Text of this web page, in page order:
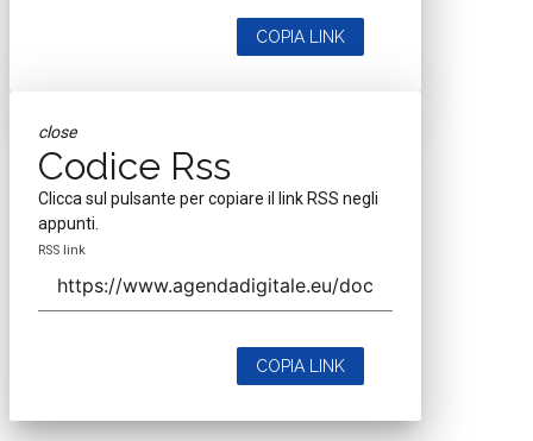
COPIA LINK
close
Codice Rss
Clicca sul pulsante per copiare il link RSS negli
appunti.
RSS link
COPIA LINK